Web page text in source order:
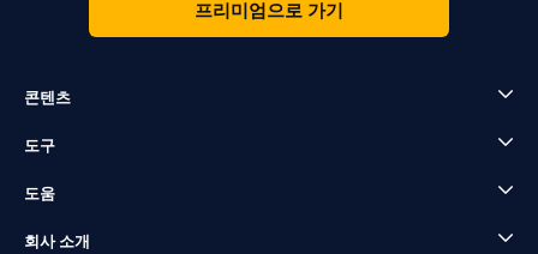
프리미엄으로 가기
콘텐츠
도구
도움
회사 소개